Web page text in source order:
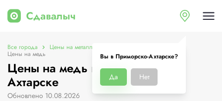
Вы в Приморско-Ахтарске?
Да Нет
Все города Цены на металлолом в Приморско-Ахтарске
Цены на медь
Цены на медь в Приморско-
Ахтарске
Обновлено 10.08.2026